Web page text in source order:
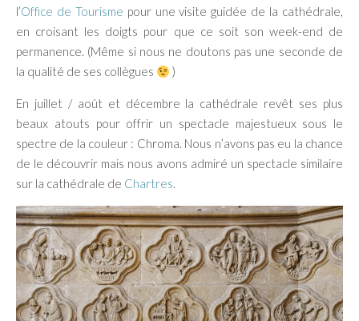
l’Office de Tourisme pour une visite guidée de la cathédrale,
en croisant les doigts pour que ce soit son week-end de
permanence. (Même si nous ne doutons pas une seconde de
la qualité de ses collègues
)
En juillet / août et décembre la cathédrale revêt ses plus
beaux atouts pour offrir un spectacle majestueux sous le
spectre de la couleur : Chroma. Nous n’avons pas eu la chance
de le découvrir mais nous avons admiré un spectacle similaire
sur la cathédrale de Chartres.